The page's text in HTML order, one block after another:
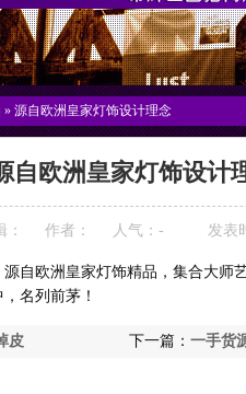
» 源自欧洲皇家灯饰设计理念
自欧洲皇家灯饰设计
： 作者： 人气： - 发表
欧洲皇家灯饰精品，集合大师
名列前茅！
下一篇： 一手货
皮